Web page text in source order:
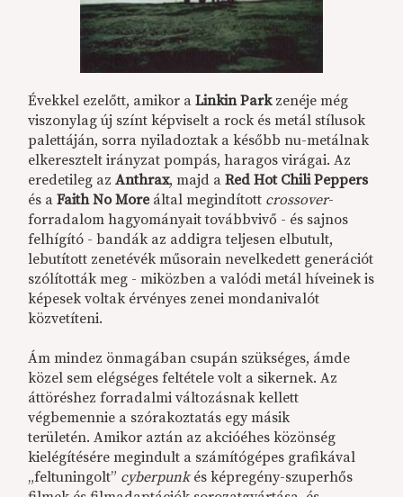
Évekkel ezelőtt, amikor aLinkin Parkzenéje még
viszonylag új színt képviselt a rock és metál stílusok
palettáján, sorra nyiladoztak a később nu-metálnak
elkeresztelt irányzat pompás, haragos virágai. Az
eredetileg azAnthrax, majd aRed Hot Chili Peppers
és aFaith No Moreáltal megindított crossover-
forradalom hagyományait továbbvivő - és sajnos
felhígító - bandák az addigra teljesen elbutult,
lebutított zenetévék műsorain nevelkedett generációt
szólították meg - miközben a valódi metál híveinek is
képesek voltak érvényes zenei mondanivalót
közvetíteni.
Ám mindez önmagában csupán szükséges, ámde
közel sem elégséges feltétele volt a sikernek. Az
áttöréshez forradalmi változásnak kellett
végbemennie a szórakoztatás egy másik
területén. Amikor aztán az akcióéhes közönség
kielégítésére megindult a számítógépes grafikával
„feltuningolt” cyberpunkés képregény-szuperhős